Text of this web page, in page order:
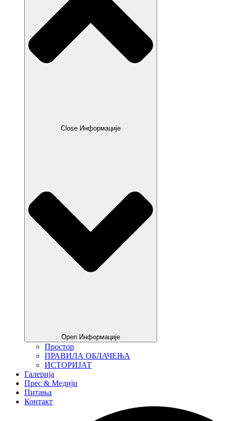
Close Информације
Open Информације
Простор
ПРАВИЛА ОБЛАЧЕЊА
ИСТОРИЈАТ
Галерија
Прес & Медији
Питања
Контакт